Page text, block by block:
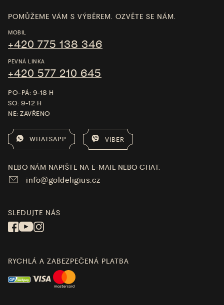
POMŮŽEME VÁM S VÝBĚREM. OZVĚTE SE NÁM.
MOBIL
+420 775 138 346
PEVNÁ LINKA
+420 577 210 645
PO-PÁ: 9-18 H
SO: 9-12 H
NE: ZAVŘENO
WHATSAPP VIBER
NEBO NÁM NAPIŠTE NA E-MAIL NEBO CHAT.
info@goldeligius.cz
SLEDUJTE NÁS
RYCHLÁ A ZABEZPEČENÁ PLATBA